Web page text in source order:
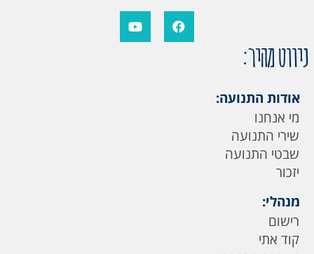
ניווט מהיר:
אודות התנועה:
מי אנחנו
שירי התנועה
שבטי התנועה
יזכור
מנהלי:
רישום
קוד אתי